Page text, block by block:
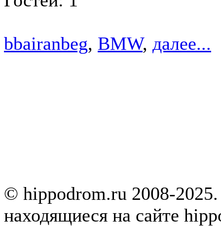
bbairanbeg, BMW, далее...
© hippodrom.ru 2008-
находящиеся на сайте